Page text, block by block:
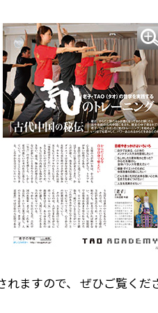
ますので、 ぜひご覧くだ